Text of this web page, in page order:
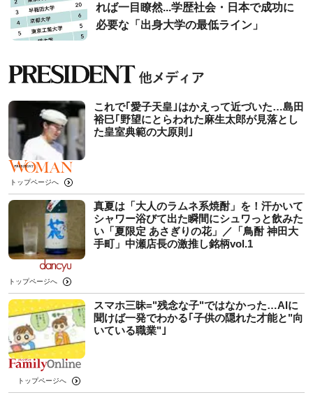
れば一目瞭然...学歴社会・日本で成功に
必要な「出身大学の最低ライン」
これで｢愛子天皇｣はかえって近づいた…島田
裕巳｢野望にとらわれた麻生太郎が見落とし
た皇室典範の大原則｣
トップページへ
真夏は「大人のラムネ系焼酎」を！汗かいて
シャワー浴びて出た瞬間にシュワっと飲みた
い「夏限定 あさぎりの花」／「鳥酎 神田大
手町」中瀬店長の激推し銘柄vol.1
トップページへ
スマホ三昧="残念な子"ではなかった…AIに
聞けば一発でわかる｢子供の隠れた才能と"向
いている職業"｣
トップページへ